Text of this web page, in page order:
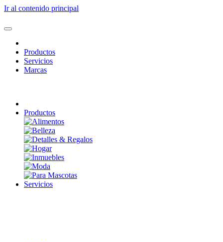
Ir al contenido principal
Productos
Servicios
Marcas
Productos
Servicios